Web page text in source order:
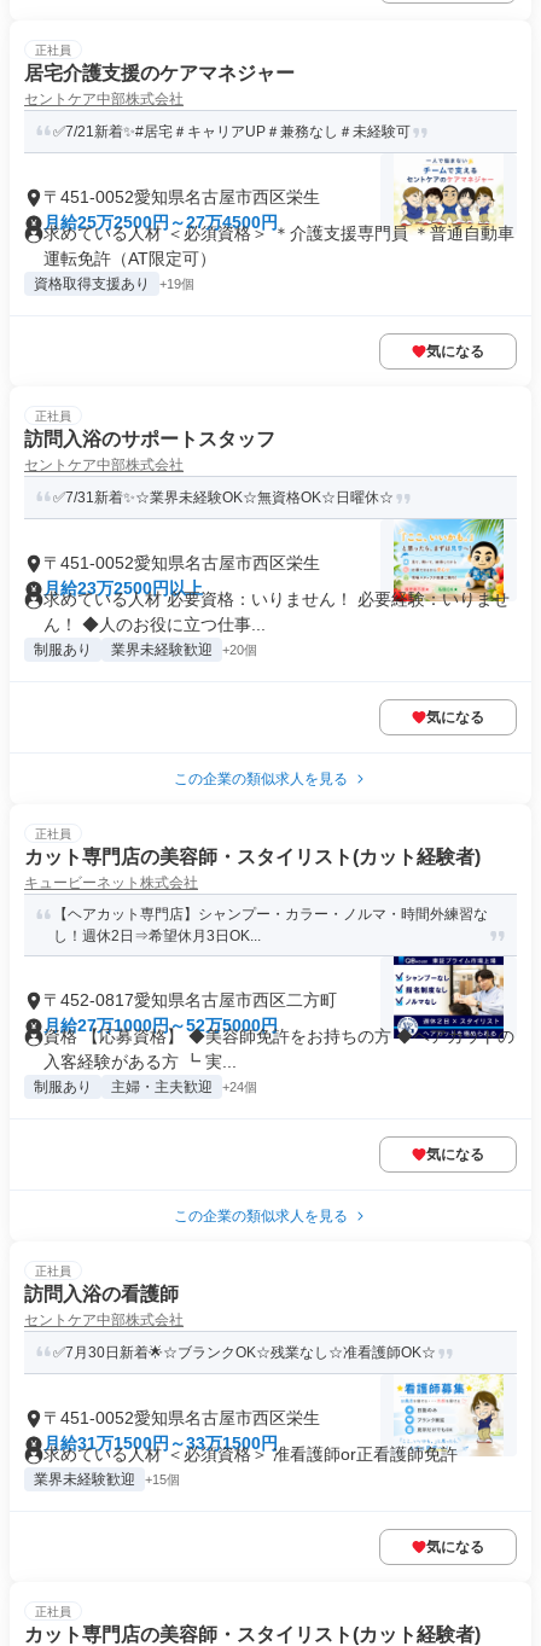
正社員
居宅介護支援のケアマネジャー
セントケア中部株式会社
✅7/21新着✨#居宅＃キャリアUP＃兼務なし＃未経験可
〒451-0052愛知県名古屋市西区栄生
月給25万2500円～27万4500円
求めている人材 ＜必須資格＞ ＊介護⽀援専門員 ＊普通⾃動⾞
運転免許（AT限定可）
資格取得支援あり +19個
気になる
正社員
訪問入浴のサポートスタッフ
セントケア中部株式会社
✅7/31新着✨☆業界未経験OK☆無資格OK☆日曜休☆
〒451-0052愛知県名古屋市西区栄生
月給23万2500円以上
求めている人材 必要資格：いりません！ 必要経験：いりませ
ん！ ◆人のお役に立つ仕事...
制服あり 業界未経験歓迎 +20個
気になる
この企業の類似求人を見る
正社員
カット専門店の美容師・スタイリスト(カット経験者)
キュービーネット株式会社
【ヘアカット専門店】シャンプー・カラー・ノルマ・時間外練習な
し！週休2日⇒希望休月3日OK...
〒452-0817愛知県名古屋市西区二方町
月給27万1000円～52万5000円
資格 【応募資格】 ◆美容師免許をお持ちの方 ◆ヘアカットの
入客経験がある方 ┗ 実...
制服あり 主婦・主夫歓迎 +24個
気になる
この企業の類似求人を見る
正社員
訪問入浴の看護師
セントケア中部株式会社
✅7月30日新着🌟☆ブランクOK☆残業なし☆准看護師OK☆
〒451-0052愛知県名古屋市西区栄生
月給31万1500円～33万1500円
求めている人材 ＜必須資格＞ 准看護師or正看護師免許
業界未経験歓迎 +15個
気になる
正社員
カット専門店の美容師・スタイリスト(カット経験者)